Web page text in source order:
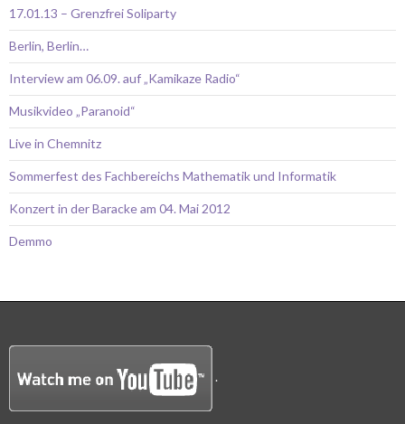
17.01.13 – Grenzfrei Soliparty
Berlin, Berlin…
Interview am 06.09. auf „Kamikaze Radio“
Musikvideo „Paranoid“
Live in Chemnitz
Sommerfest des Fachbereichs Mathematik und Informatik
Konzert in der Baracke am 04. Mai 2012
Demmo
.